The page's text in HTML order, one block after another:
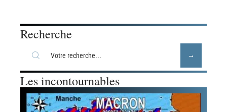
Recherche
Les incontournables